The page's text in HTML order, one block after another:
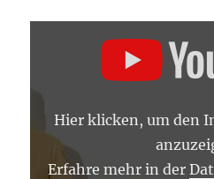
„POSE
LEXIKON“
VON
YOUTUBE
ANZEIGEN
Hier klicken, um den
Erfahre mehr in der